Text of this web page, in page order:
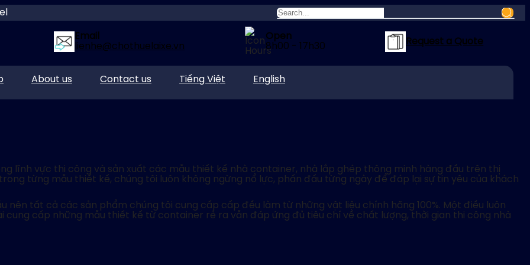
Email
lienhe@chothuelaixe.vn
Open
8h00 - 17h30
Request a Quote
About us Contact us Tiếng Việt English
lĩnh vực thi công và sản xuất các mẫu thiết kế nhà container, nhà lắp ghép thông minh hàng đầu trên thị
từng mẫu thiết kế, chúng tôi luôn không ngừng nổ lực, phấn đấu từng ngày để đáp lại sự tin yêu của khách
nên tất cả các sản phẩm chúng tôi cung cấp cấp đều làm từ những vật liệu chính hãng 100%. Một điều luôn
cung cấp những mẫu thiết kế từ container rẻ ra vẫn đáp ứng đủ tiêu chí về chất lượng, thời gian thi công nhà